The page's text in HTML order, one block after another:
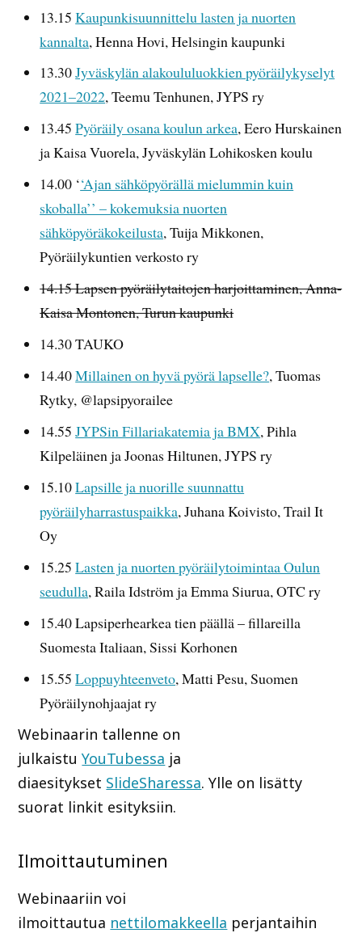
13.15Kaupunkisuunnittelu lasten ja nuorten
kannalta, Henna Hovi, Helsingin kaupunki
13.30Jyväskylän alakoululuokkien pyöräilykyselyt
2021–2022, Teemu Tenhunen, JYPS ry
13.45Pyöräily osana koulun arkea, Eero Hurskainen
ja Kaisa Vuorela, Jyväskylän Lohikosken koulu
14.00 ‘‘Ajan sähköpyörällä mielummin kuin
skoballa’’ – kokemuksia nuorten
sähköpyöräkokeilusta, Tuija Mikkonen,
Pyöräilykuntien verkosto ry
14.15 Lapsen pyöräilytaitojen harjoittaminen, Anna-
Kaisa Montonen, Turun kaupunki
14.30 TAUKO
14.40Millainen on hyvä pyörä lapselle?, Tuomas
Rytky, @lapsipyorailee
14.55JYPSin Fillariakatemia ja BMX, Pihla
Kilpeläinen ja Joonas Hiltunen, JYPS ry
15.10Lapsille ja nuorille suunnattu
pyöräilyharrastuspaikka, Juhana Koivisto, Trail It
Oy
15.25Lasten ja nuorten pyöräilytoimintaa Oulun
seudulla, Raila Idström ja Emma Siurua, OTC ry
15.40 Lapsiperhearkea tien päällä – fillareilla
Suomesta Italiaan, Sissi Korhonen
15.55Loppuyhteenveto, Matti Pesu, Suomen
Pyöräilynohjaajat ry
Webinaarin tallenne on
julkaistuYouTubessa ja
diaesitykset SlideSharessa. Ylle on lisätty
suorat linkit esityksiin.
Ilmoittautuminen
Webinaariin voi
ilmoittautua nettilomakkeella perjantaihin